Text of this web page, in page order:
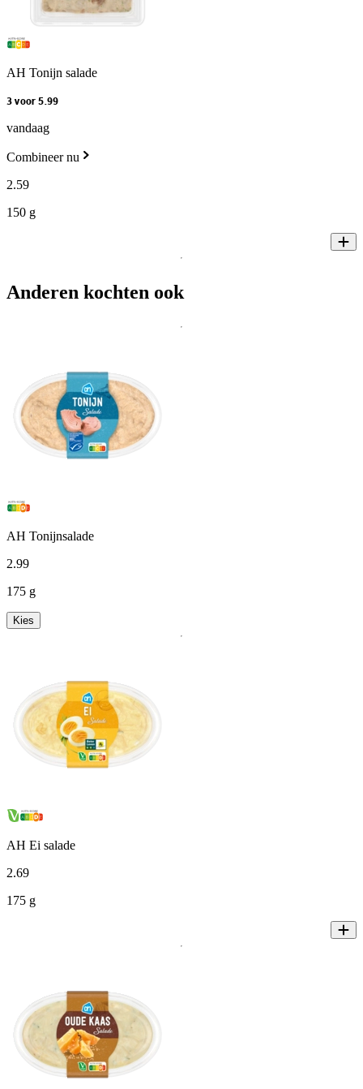
AH Tonijn salade
3 voor 5.99
vandaag
Combineer nu
2.59
150 g
Anderen kochten ook
AH Tonijnsalade
2.99
175 g
Kies
AH Ei salade
2.69
175 g